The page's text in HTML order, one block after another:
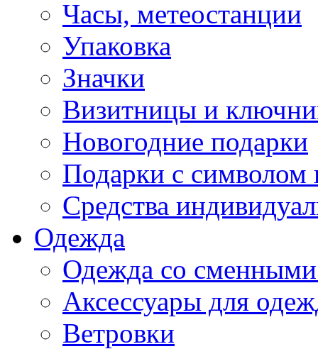
Часы, метеостанции
Упаковка
Значки
Визитницы и
Новогодние подарки
Подарки с символом
Средства
Одежда
Одежда со сменными
Аксессуары для
Ветровки